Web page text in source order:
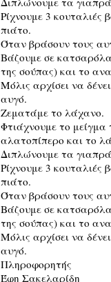
Ρίχνουμε 3
πιάτο.
Όταν βράσουν τους
Βάζουμε σε
της σούπας) και το
Μόλις αρχίσει να
αυγό.
Ζεματάμε το λάχανο.
Φτιάχνουμε το μείγμα
αλατοπίπερο και το
Διπλώνουμε τα
Ρίχνουμε 3
πιάτο.
Όταν βράσουν τους
Βάζουμε σε
της σούπας) και το
Μόλις αρχίσει να
αυγό.
Πληροφορητής
Έφη Σακελαρίδη